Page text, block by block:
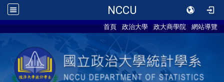
NCCU
首頁 政治大學 政大商學院 網站導覽